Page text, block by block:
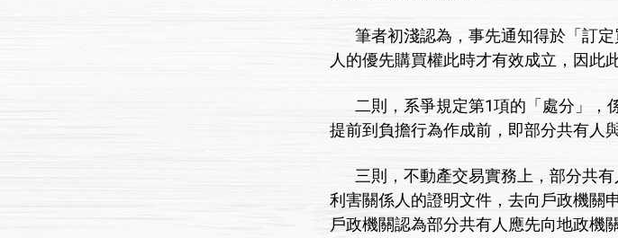
筆者初淺認為，事先通知得於「訂定
人的優先購買權此時才有效成立，因此
二則，系爭規定第1項的「處分」，
提前到負擔行為作成前，即部分共有人
三則，不動產交易實務上，部分共有
利害關係人的證明文件，去向戶政機關
戶政機關認為部分共有人應先向地政機